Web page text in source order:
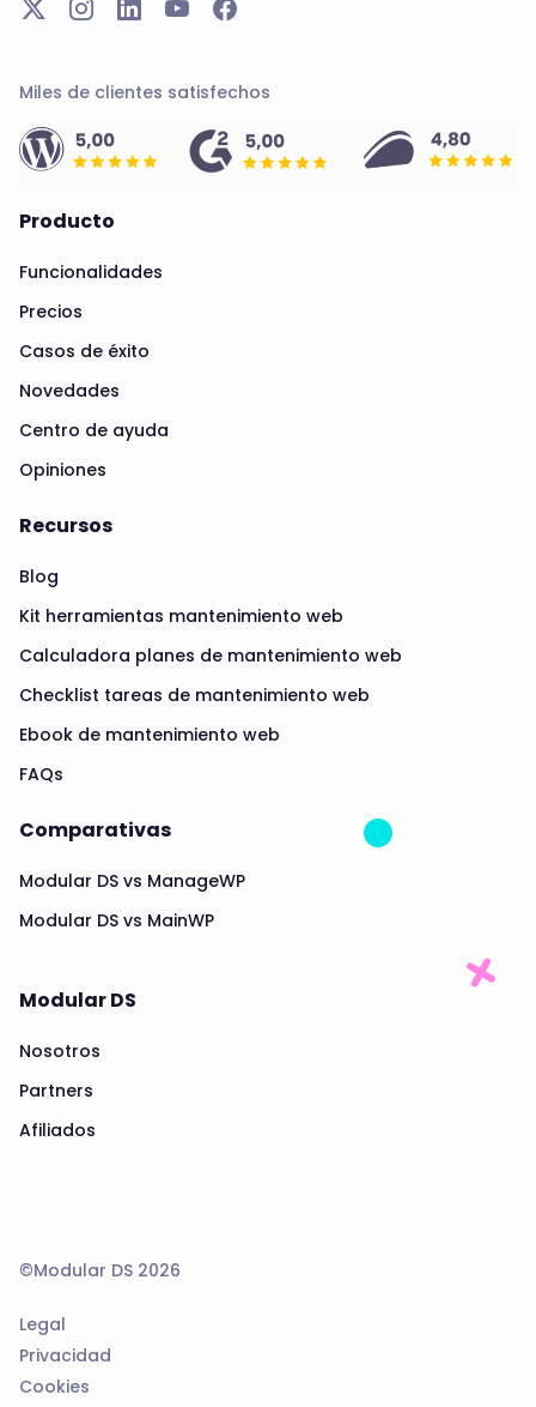
Miles de clientes satisfechos
Producto
Funcionalidades
Precios
Casos de éxito
Novedades
Centro de ayuda
Opiniones
Recursos
Blog
Kit herramientas mantenimiento web
Calculadora planes de mantenimiento web
Checklist tareas de mantenimiento web
Ebook de mantenimiento web
FAQs
Comparativas
Modular DS vs ManageWP
Modular DS vs MainWP
Modular DS
Nosotros
Partners
Afiliados
©Modular DS 2026
Legal
Privacidad
Cookies